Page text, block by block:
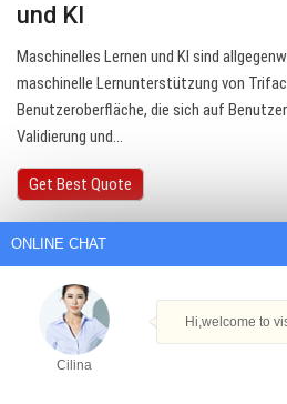
und KI
Maschinelles Lernen und KI sind
maschinelle Lernunterstützung von
Benutzeroberfläche, die sich auf
Validierung und…
Get Best Quote
ONLINE CHAT
Cilina